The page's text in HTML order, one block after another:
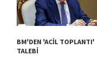
BM'DEN 'ACİL TOPLANTI'
TALEBİ